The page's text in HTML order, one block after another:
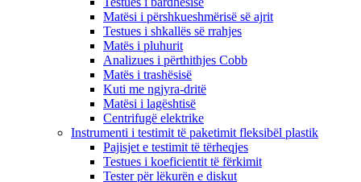
Matësi i përshkueshmërisë së ajrit
Testues i shkallës së rrahjes
Matës i pluhurit
Analizues i përthithjes Cobb
Matës i trashësisë
Kuti me ngjyra-dritë
Matësi i lagështisë
Centrifugë elektrike
Instrumenti i testimit të paketimit fleksibël plastik
Pajisjet e testimit të tërheqjes
Testues i koeficientit të fërkimit
Tester për lëkurën e diskut